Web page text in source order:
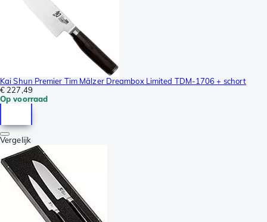
Kai Shun Premier Tim Mälzer Dreambox Limited TDM-1706 + schort
€ 227,49
Op voorraad
Vergelijk